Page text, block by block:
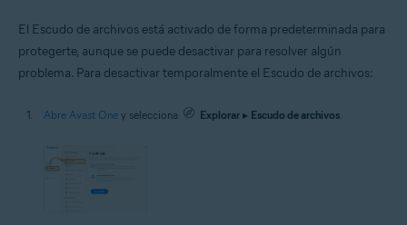
El Escudo de archivos está activado de forma predeterminada para
protegerte, aunque se puede desactivar para resolver algún
problema. Para desactivar temporalmente el Escudo de archivos:
Abre Avast One y selecciona Explorar ▸ Escudo de archivos